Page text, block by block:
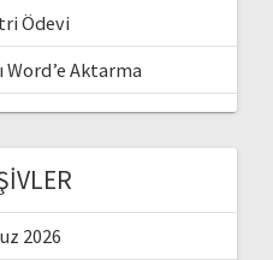
Ödevi
Word’e Aktarma
2026